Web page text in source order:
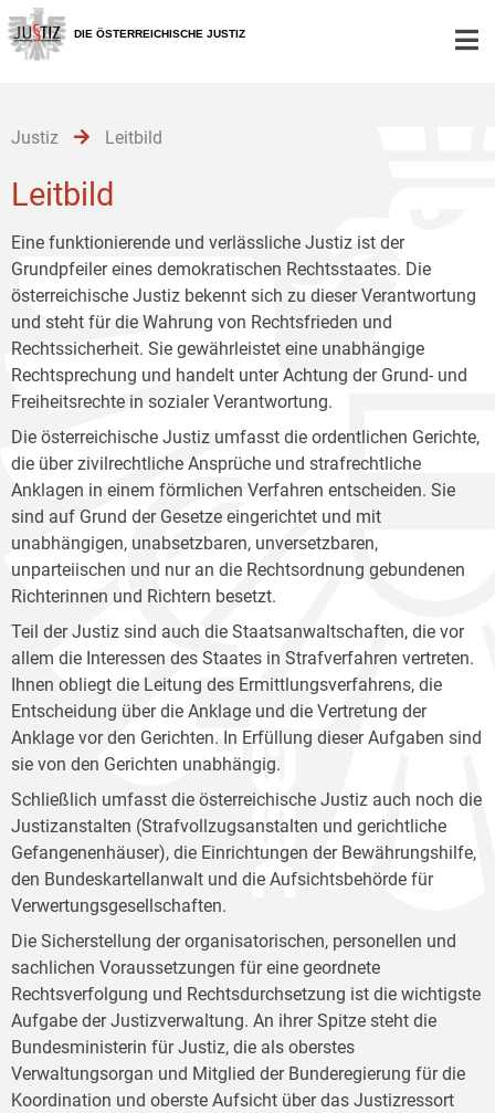
Zur
Hauptnavigation
[1]
Zum
Inhalt
[2]
Zum
Untermenü
[3]
DIE ÖSTERREICHISCHE JUSTIZ
Justiz Leitbild
Leitbild
Eine funktionierende und verlässliche Justiz ist der
Grundpfeiler eines demokratischen Rechtsstaates. Die
österreichische Justiz bekennt sich zu dieser Verantwortung
und steht für die Wahrung von Rechtsfrieden und
Rechtssicherheit. Sie gewährleistet eine unabhängige
Rechtsprechung und handelt unter Achtung der Grund- und
Freiheitsrechte in sozialer Verantwortung.
Die österreichische Justiz umfasst die ordentlichen Gerichte,
die über zivilrechtliche Ansprüche und strafrechtliche
Anklagen in einem förmlichen Verfahren entscheiden. Sie
sind auf Grund der Gesetze eingerichtet und mit
unabhängigen, unabsetzbaren, unversetzbaren,
unparteiischen und nur an die Rechtsordnung gebundenen
Richterinnen und Richtern besetzt.
Teil der Justiz sind auch die Staatsanwaltschaften, die vor
allem die Interessen des Staates in Strafverfahren vertreten.
Ihnen obliegt die Leitung des Ermittlungsverfahrens, die
Entscheidung über die Anklage und die Vertretung der
Anklage vor den Gerichten. In Erfüllung dieser Aufgaben sind
sie von den Gerichten unabhängig.
Schließlich umfasst die österreichische Justiz auch noch die
Justizanstalten (Strafvollzugsanstalten und gerichtliche
Gefangenenhäuser), die Einrichtungen der Bewährungshilfe,
den Bundeskartellanwalt und die Aufsichtsbehörde für
Verwertungsgesellschaften.
Die Sicherstellung der organisatorischen, personellen und
sachlichen Voraussetzungen für eine geordnete
Rechtsverfolgung und Rechtsdurchsetzung ist die wichtigste
Aufgabe der Justizverwaltung. An ihrer Spitze steht die
Bundesministerin für Justiz, die als oberstes
Verwaltungsorgan und Mitglied der Bunderegierung für die
Koordination und oberste Aufsicht über das Justizressort